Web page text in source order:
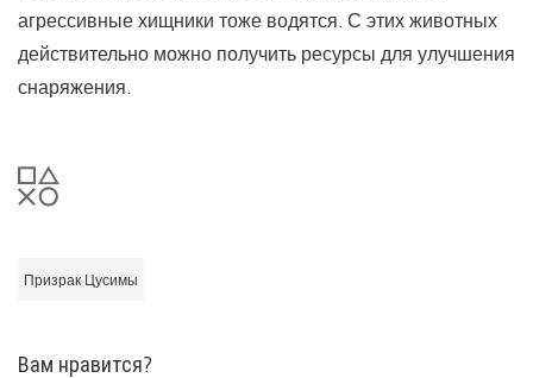
агрессивные хищники тоже водятся. С этих животных
действительно можно получить ресурсы для улучшения
снаряжения.
Призрак Цусимы
Вам нравится?